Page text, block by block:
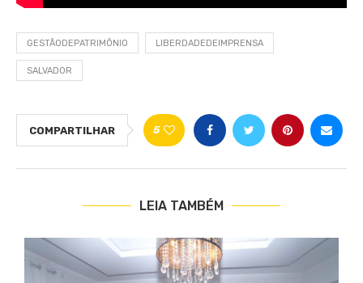
GESTÃODEPATRIMÔNIO LIBERDADEDEIMPRENSA
SALVADOR
COMPARTILHAR 5
LEIA TAMBÉM